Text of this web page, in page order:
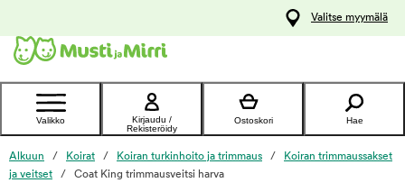
Ota yhteyttä
asiakaspalveluun
Valitse myymälä
Valikko
Kirjaudu /
Rekisteröidy
Ostoskori Hae
Alkuun Koirat Koiran turkinhoito ja trimmaus
Koiran trimmaussakset
ja veitset
Coat King trimmausveitsi harva